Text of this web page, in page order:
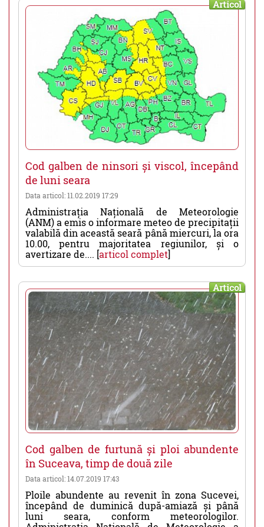
Articol
Cod galben de ninsori și viscol, începând
de luni seara
Data articol: 11.02.2019 17:29
Administrația Națională de Meteorologie
(ANM) a emis o informare meteo de precipitații
valabilă din această seară până miercuri, la ora
10.00, pentru majoritatea regiunilor, și o
avertizare de.... [articol complet]
Articol
Cod galben de furtună și ploi abundente
în Suceava, timp de două zile
Data articol: 14.07.2019 17:43
Ploile abundente au revenit în zona Sucevei,
începând de duminică după-amiază și până
luni seara, conform meteorologilor.